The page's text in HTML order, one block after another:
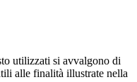
utilizzati si avvalgono di
alle finalità illustrate nella